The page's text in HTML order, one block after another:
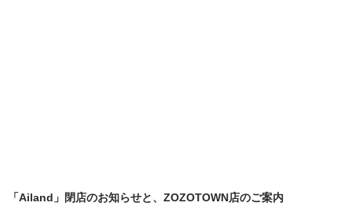
「Ailand」閉店のお知らせと、ZOZOTOWN店のご案内